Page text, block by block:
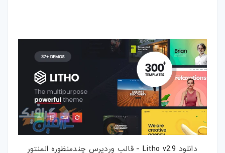
دانلود Litho v2.9 - قالب وردپرس چندمنظوره المنتور